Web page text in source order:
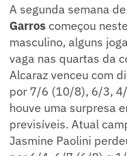
A segunda semana de
Garros começou
masculino, alguns
vaga nas quartas da
Alcaraz venceu com
por 7/6 (10/8), 6/3,
houve uma surpresa
previsíveis. Atual
Jasmine Paolini